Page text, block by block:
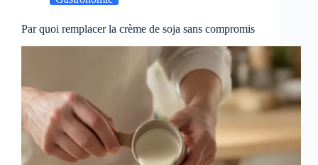
Par quoi remplacer la crème de soja sans compromis